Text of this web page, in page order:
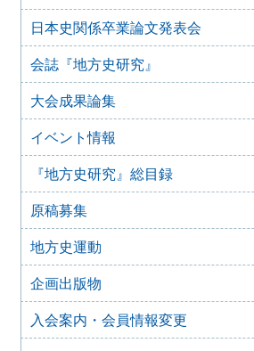
2025年8月のイベント
2025年7月27日
2025年7月のイベント(更新しました)
2025年6月2日
2025年6月のイベント
2025年4月26日
2025年5月のイベント
2025年4月25日
2025年4月のイベント(更新しました)
2025年3月1日
2025年3月のイベント
2025年2月のイベント
2024年11月22日
2024年12月のイベント
日本史関係卒業論文発表会
会誌『地方史研究』
大会成果論集
イベント情報
『地方史研究』総目録
原稿募集
地方史運動
企画出版物
入会案内・会員情報変更